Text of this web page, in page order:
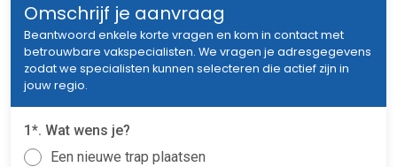
Omschrijf je aanvraag
Beantwoord enkele korte vragen en kom in contact met
betrouwbare vakspecialisten. We vragen je adresgegevens
zodat we specialisten kunnen selecteren die actief zijn in
jouw regio.
1*. Wat wens je?
Een nieuwe trap plaatsen